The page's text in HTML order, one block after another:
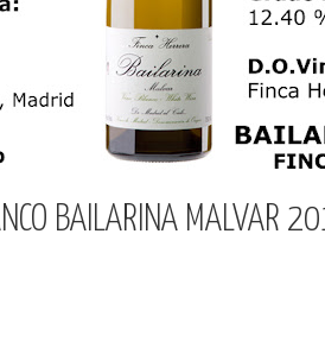
BAILARINA MALVAR